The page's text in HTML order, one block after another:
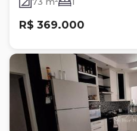
R$ 369.000